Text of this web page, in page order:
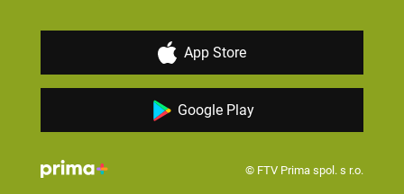
App Store
Google Play
© FTV Prima spol. s r.o.